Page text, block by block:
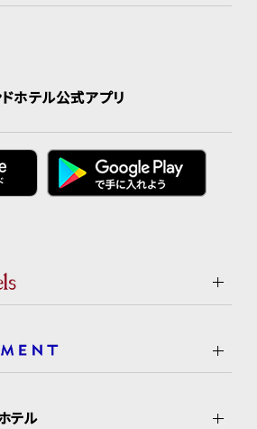
ホテル公式アプリ
テル